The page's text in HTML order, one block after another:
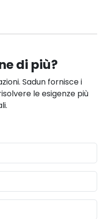
di più?
Sadun fornisce i
le esigenze più